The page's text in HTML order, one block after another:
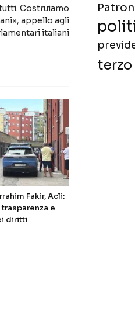
Costruiamo
appello agli
italiani
Fakir, Acli:
e
diritti